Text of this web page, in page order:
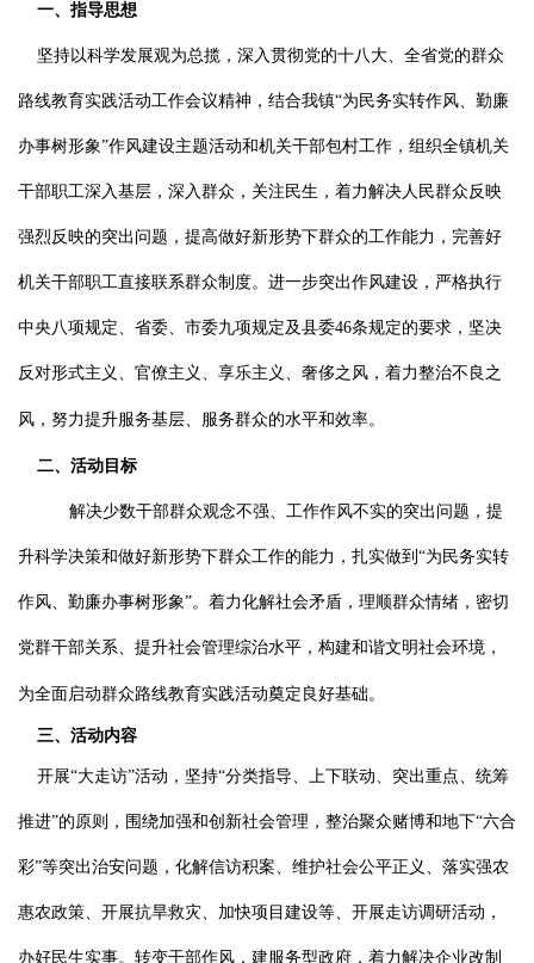
一、指导思想
坚持以科学发展观为总揽，深入贯彻党的十八大、全省党的群众
路线教育实践活动工作会议精神，结合我镇“为民务实转作风、勤廉
办事树形象”作风建设主题活动和机关干部包村工作，组织全镇机关
干部职工深入基层，深入群众，关注民生，着力解决人民群众反映
强烈反映的突出问题，提高做好新形势下群众的工作能力，完善好
机关干部职工直接联系群众制度。进一步突出作风建设，严格执行
中央八项规定、省委、市委九项规定及县委46条规定的要求，坚决
反对形式主义、官僚主义、享乐主义、奢侈之风，着力整治不良之
风，努力提升服务基层、服务群众的水平和效率。
二、活动目标
解决少数干部群众观念不强、工作作风不实的突出问题，提
升科学决策和做好新形势下群众工作的能力，扎实做到“为民务实转
作风、勤廉办事树形象”。着力化解社会矛盾，理顺群众情绪，密切
党群干部关系、提升社会管理综治水平，构建和谐文明社会环境，
为全面启动群众路线教育实践活动奠定良好基础。
三、活动内容
开展“大走访”活动，坚持“分类指导、上下联动、突出重点、统筹
推进”的原则，围绕加强和创新社会管理，整治聚众赌博和地下“六合
彩”等突出治安问题，化解信访积案、维护社会公平正义、落实强农
惠农政策、开展抗旱救灾、加快项目建设等、开展走访调研活动，
办好民生实事。转变干部作风，建服务型政府，着力解决企业改制